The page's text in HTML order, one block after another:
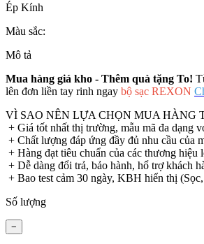
Ép Kính
Màu sắc:
Mô tả
Mua hàng giá kho - Thêm quà tặng To!
lên đơn liền tay rinh ngay bộ sạc REXON
VÌ SAO NÊN LỰA CHỌN MUA HÀNG
+ Giá tốt nhất thị trường, mẫu mã đa dạng
+ Chất lượng đáp ứng đầy đủ nhu cầu của
+ Hàng đạt tiêu chuẩn của các thương hiệu
+ Dễ dàng đổi trả, bảo hành, hổ trợ khách
+ Bao test cảm 30 ngày, KBH hiển thị
Số lượng